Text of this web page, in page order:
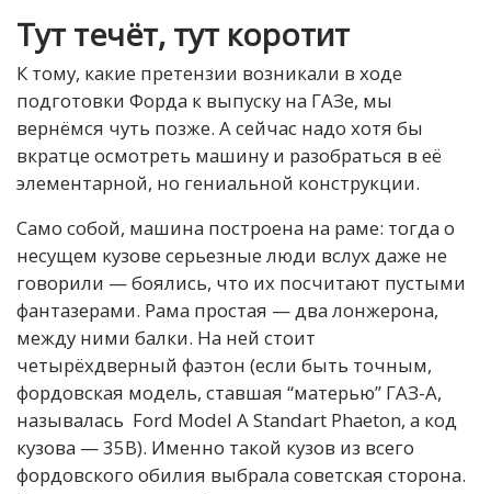
Тут течёт, тут коротит
К тому, какие претензии возникали в ходе
подготовки Форда к выпуску на ГАЗе, мы
вернёмся чуть позже. А сейчас надо хотя бы
вкратце осмотреть машину и разобраться в её
элементарной, но гениальной конструкции.
Само собой, машина построена на раме: тогда о
несущем кузове серьезные люди вслух даже не
говорили — боялись, что их посчитают пустыми
фантазерами. Рама простая — два лонжерона,
между ними балки. На ней стоит
четырёхдверный фаэтон (если быть точным,
фордовская модель, ставшая “матерью” ГАЗ-А,
называлась Ford Model A Standart Phaeton, а код
кузова — 35B). Именно такой кузов из всего
фордовского обилия выбрала советская сторона.